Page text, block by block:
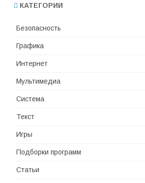
КАТЕГОРИИ
Безопасность
Графика
Интернет
Мультимедиа
Система
Текст
Игры
Подборки программ
Статьи